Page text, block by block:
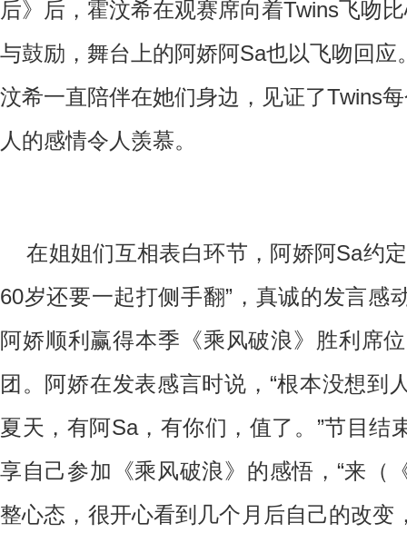
后》后，霍汶希在观赛席向着Twins飞吻
与鼓励，舞台上的阿娇阿Sa也以飞吻回应
汶希一直陪伴在她们身边，见证了Twins
人的感情令人羡慕。
在姐姐们互相表白环节，阿娇阿Sa约
60岁还要一起打侧手翻”，真诚的发言感
阿娇顺利赢得本季《乘风破浪》胜利席
团。阿娇在发表感言时说，“根本没想到
夏天，有阿Sa，有你们，值了。”节目结
享自己参加《乘风破浪》的感悟，“来（
整心态，很开心看到几个月后自己的改变